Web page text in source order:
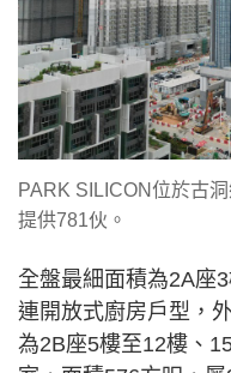
PARK SILICON位於古
提供781伙。
全盤最細面積為2A座
連開放式廚房戶型，
為2B座5樓至12樓、